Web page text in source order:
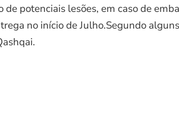
potenciais lesões, em caso de
no início de Julho.Segundo